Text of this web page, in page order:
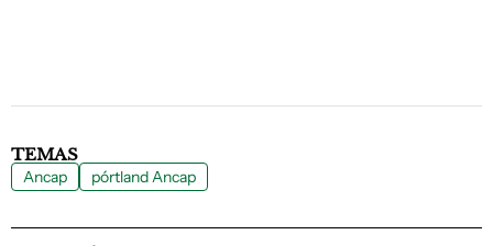
TEMAS
Ancap pórtland Ancap